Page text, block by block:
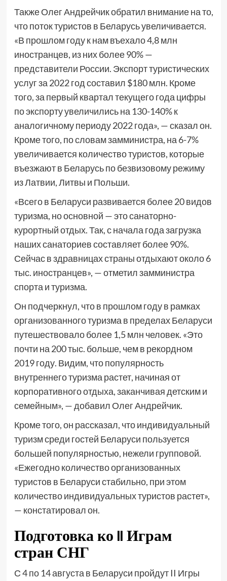
Также Олег Андрейчик обратил внимание на то,
что поток туристов в Беларусь увеличивается.
«В прошлом году к нам въехало 4,8 млн
иностранцев, из них более 90% —
представители России. Экспорт туристических
услуг за 2022 год составил $180 млн. Кроме
того, за первый квартал текущего года цифры
по экспорту увеличились на 130-140% к
аналогичному периоду 2022 года», — сказал он.
Кроме того, по словам замминистра, на 6-7%
увеличивается количество туристов, которые
въезжают в Беларусь по безвизовому режиму
из Латвии, Литвы и Польши.
«Всего в Беларуси развивается более 20 видов
туризма, но основной — это санаторно-
курортный отдых. Так, с начала года загрузка
наших санаториев составляет более 90%.
Сейчас в здравницах страны отдыхают около 6
тыс. иностранцев», — отметил замминистра
спорта и туризма.
Он подчеркнул, что в прошлом году в рамках
организованного туризма в пределах Беларуси
путешествовало более 1,5 млн человек. «Это
почти на 200 тыс. больше, чем в рекордном
2019 году. Видим, что популярность
внутреннего туризма растет, начиная от
корпоративного отдыха, заканчивая детским и
семейным», — добавил Олег Андрейчик.
Кроме того, он рассказал, что индивидуальный
туризм среди гостей Беларуси пользуется
большей популярностью, нежели групповой.
«Ежегодно количество организованных
туристов в Беларуси стабильно, при этом
количество индивидуальных туристов растет»,
— констатировал он.
Подготовка ко II Играм
стран СНГ
С 4 по 14 августа в Беларуси пройдут II Игры